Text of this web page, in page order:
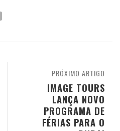
PRÓXIMO ARTIGO
IMAGE TOURS
LANÇA NOVO
PROGRAMA DE
FÉRIAS PARA O